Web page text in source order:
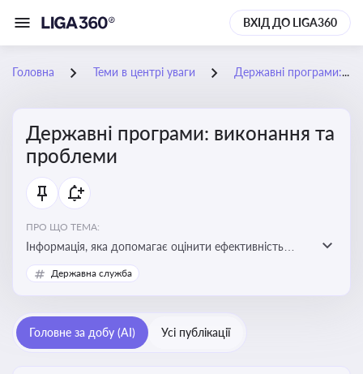
ВХІД ДО LIGA360
Головна Теми в центрі уваги Державні програми: виконання та проблеми
Державні програми: виконання та
проблеми
ПРО ЩО ТЕМА:
Інформація, яка допомагає оцінити ефективність
використання бюджетних коштів, виявити проблеми
реалізації та знайти шляхи їх удосконалення
Державна служба
Головне за добу (AI) Усі публікації